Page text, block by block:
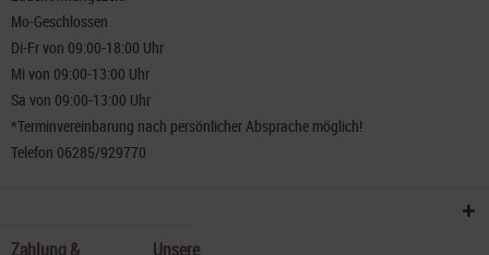
Mo-Geschlossen
Di-Fr von 09:00-18:00 Uhr
Mi von 09:00-13:00 Uhr
Sa von 09:00-13:00 Uhr
*Terminvereinbarung nach persönlicher Absprache möglich!
Telefon 06285/929770
Zahlung & Unsere